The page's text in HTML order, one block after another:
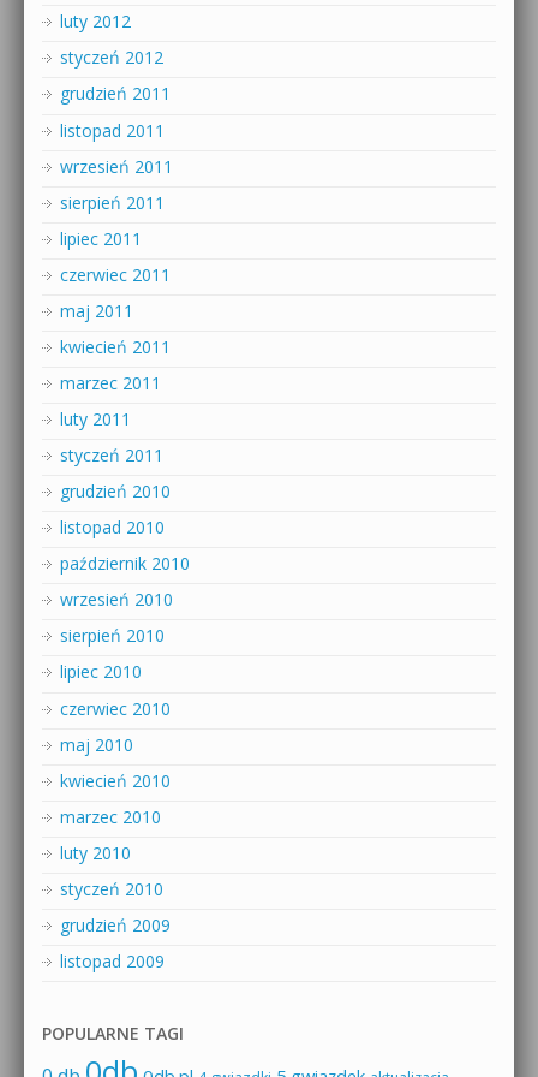
luty 2012
styczeń 2012
grudzień 2011
listopad 2011
wrzesień 2011
sierpień 2011
lipiec 2011
czerwiec 2011
maj 2011
kwiecień 2011
marzec 2011
luty 2011
styczeń 2011
grudzień 2010
listopad 2010
październik 2010
wrzesień 2010
sierpień 2010
lipiec 2010
czerwiec 2010
maj 2010
kwiecień 2010
marzec 2010
luty 2010
styczeń 2010
grudzień 2009
listopad 2009
POPULARNE TAGI